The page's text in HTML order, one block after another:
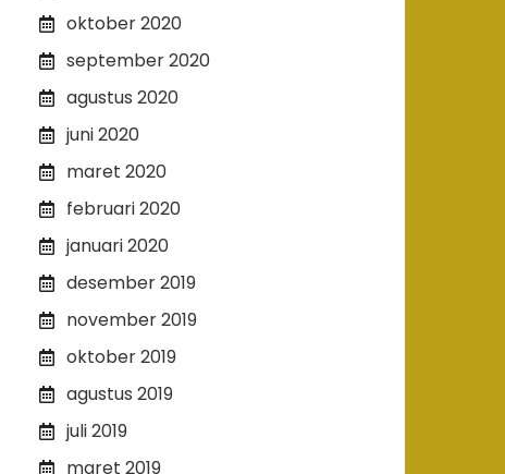
oktober 2020
september 2020
agustus 2020
juni 2020
maret 2020
februari 2020
januari 2020
desember 2019
november 2019
oktober 2019
agustus 2019
juli 2019
maret 2019